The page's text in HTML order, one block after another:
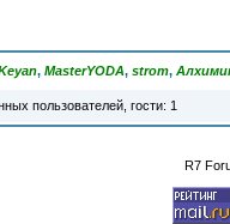
, MasterYODA, strom,
пользователей, гости: 1
R7